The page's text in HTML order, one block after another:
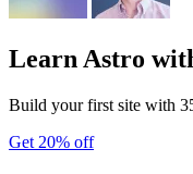
Learn Astro
Build your first site with
Get 20% off